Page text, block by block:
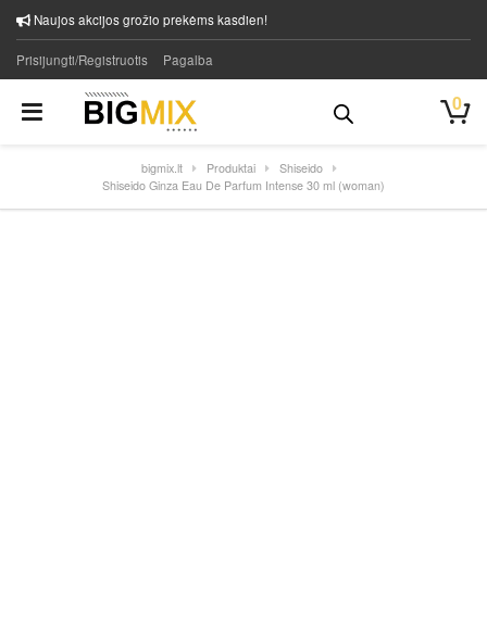
Naujos akcijos grožio prekėms kasdien!
Prisijungti/Registruotis Pagalba
0
bigmix.lt Produktai
Shiseido
Shiseido Ginza Eau De Parfum Intense 30 ml (woman)